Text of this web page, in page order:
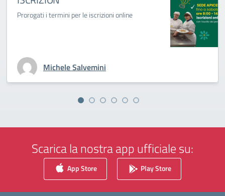
Prorogati i termini per le iscrizioni online
Michele Salvemini
Scarica la nostra app ufficiale su:
App Store Play Store